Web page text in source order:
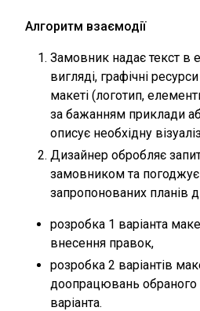
Алгоритм взаємодії
Замовник надає текст в
вигляді, графічні
макеті (логотип,
за бажанням приклади
описує необхідну
Дизайнер обробляє
замовником та погоджує
запропонованих планів
розробка 1 варіанта
внесення правок,
розробка 2 варіантів
доопрацювань
варіанта.